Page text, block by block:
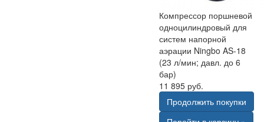
Компрессор поршневой
одноцилиндровый для
систем напорной
аэрации Ningbo AS-18
(23 л/мин; давл. до 6
бар)
11 895 руб.
Продолжить покупки